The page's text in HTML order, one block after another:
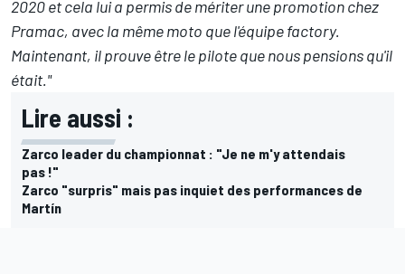
2020 et cela lui a permis de mériter une promotion chez
Pramac, avec la même moto que l'équipe factory.
Maintenant, il prouve être le pilote que nous pensions qu'il
était."
Lire aussi :
Zarco leader du championnat : "Je ne m'y attendais
pas !"
Zarco "surpris" mais pas inquiet des performances de
Martín